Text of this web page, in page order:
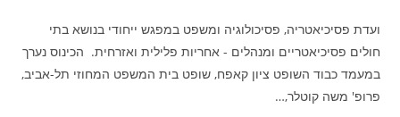
ועדת פסיכיאטריה, פסיכולוגיה ומשפט במפגש ייחודי בנושא בתי
חולים פסיכיאטריים ומנהלים - אחריות פלילית ואזרחית. הכינוס נערך
במעמד כבוד השופט ציון קאפח, שופט בית המשפט המחוזי תל-אביב,
פרופ' משה קוטלר,…